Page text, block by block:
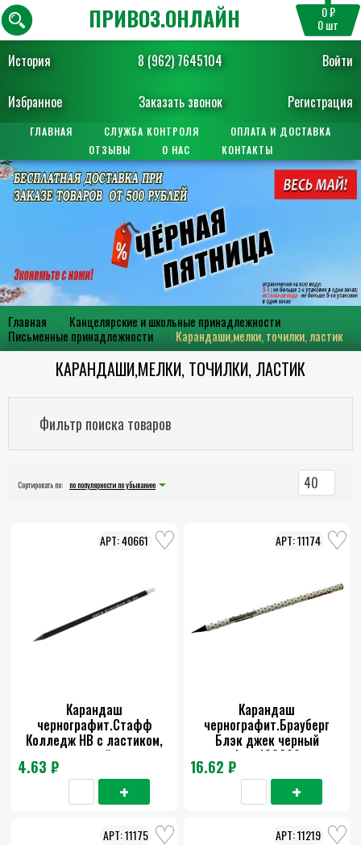
История 8 (962) 7645104 Войти
Избранное Заказать звонок Регистрация
ПРИВОЗ.ОНЛАЙН 0 ₽
0шт
ГЛАВНАЯ СЛУЖБА КОНТРОЛЯ
ОПЛАТА И ДОСТАВКА
ОТЗЫВЫ
О НАС КОНТАКТЫ
Главная
Канцелярские и школьные принадлежности
Письменные принадлежности
Карандаши,мелки, точилки, ластик
КАРАНДАШИ,МЕЛКИ, ТОЧИЛКИ, ЛАСТИК
Фильтр поиска товаров
Сортировать по: по популярности по убыванию 40
Карандаш
чернографит.Стафф
Колледж НВ с ластиком,
пластиковый корпус
черный 181712
4.63 ₽
40661
Карандаш
чернографит.Брауберг
Блэк джек черный
1шт.180609
16.62 ₽
11174
11175 11219